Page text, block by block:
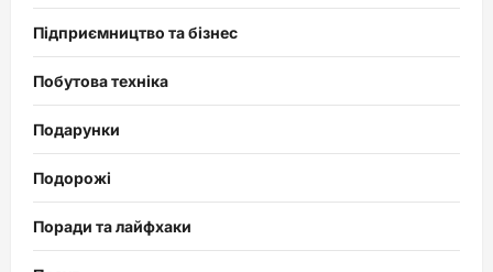
Підприємництво та бізнес
Побутова техніка
Подарунки
Подорожі
Поради та лайфхаки